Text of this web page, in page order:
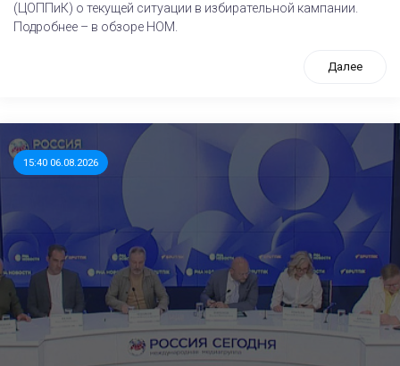
(ЦОППиК) о текущей ситуации в избирательной кампании.
Подробнее – в обзоре НОМ.
Далее
15:40 06.08.2026